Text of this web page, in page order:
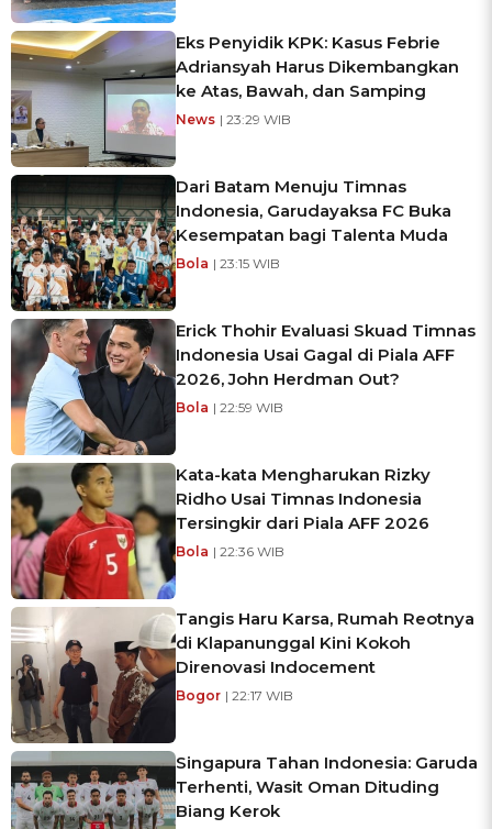
Eks Penyidik KPK: Kasus Febrie
Adriansyah Harus Dikembangkan
ke Atas, Bawah, dan Samping
News | 23:29 WIB
Dari Batam Menuju Timnas
Indonesia, Garudayaksa FC Buka
Kesempatan bagi Talenta Muda
Bola | 23:15 WIB
Erick Thohir Evaluasi Skuad Timnas
Indonesia Usai Gagal di Piala AFF
2026, John Herdman Out?
Bola | 22:59 WIB
Kata-kata Mengharukan Rizky
Ridho Usai Timnas Indonesia
Tersingkir dari Piala AFF 2026
Bola | 22:36 WIB
Tangis Haru Karsa, Rumah Reotnya
di Klapanunggal Kini Kokoh
Direnovasi Indocement
Bogor | 22:17 WIB
Singapura Tahan Indonesia: Garuda
Terhenti, Wasit Oman Dituding
Biang Kerok